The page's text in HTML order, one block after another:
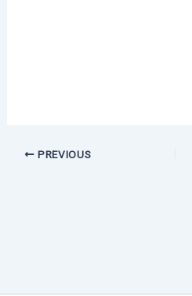
PREVIOUS